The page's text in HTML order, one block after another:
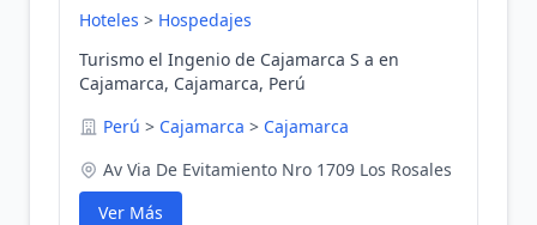
Hoteles > Hospedajes
Turismo el Ingenio de Cajamarca S a en
Cajamarca, Cajamarca, Perú
Perú > Cajamarca > Cajamarca
Av Via De Evitamiento Nro 1709 Los Rosales
Ver Más